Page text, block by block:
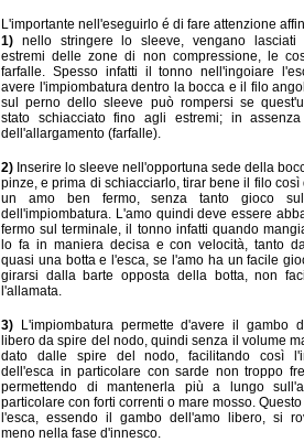
L'importante nell'eseguirlo é di fare attenzione
1) nello stringere lo sleeve, vengano lasciati
estremi delle zone di non compressione, le
farfalle. Spesso infatti il tonno nell'ingoiare
avere l'impiombatura dentro la bocca e il filo
sul perno dello sleeve può rompersi se
stato schiacciato fino agli estremi; in
dell'allargamento (farfalle).
2) Inserire lo sleeve nell'opportuna sede della
pinze, e prima di schiacciarlo, tirar bene il filo così
un amo ben fermo, senza tanto gioco
dell'impiombatura. L'amo quindi deve essere
fermo sul terminale, il tonno infatti quando
lo fa in maniera decisa e con velocità, tanto
quasi una botta e l'esca, se l'amo ha un facile
girarsi dalla barte opposta della botta, non
l'allamata.
3) L'impiombatura permette d'avere il gambo
libero da spire del nodo, quindi senza il volume
dato dalle spire del nodo, facilitando così
dell'esca in particolare con sarde non troppo
permettendo di mantenerla più a lungo
particolare con forti correnti o mare mosso.
l'esca, essendo il gambo dell'amo libero, si
meno nella fase d'innesco.